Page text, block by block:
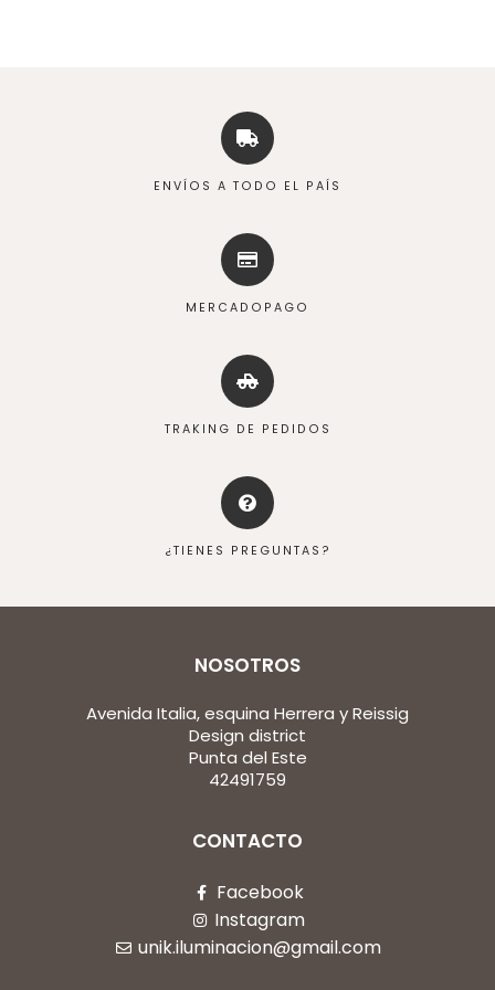
ENVÍOS A TODO EL PAÍS
MERCADOPAGO
TRAKING DE PEDIDOS
¿TIENES PREGUNTAS?
NOSOTROS
Avenida Italia, esquina Herrera y Reissig
Design district
Punta del Este
42491759
CONTACTO
Facebook
Instagram
unik.iluminacion@gmail.com